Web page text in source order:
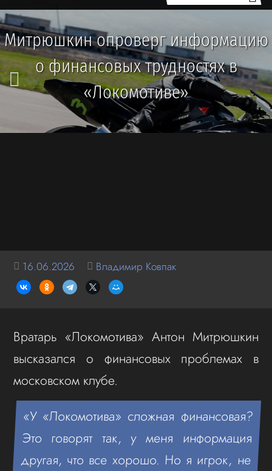
Митрюшкин опроверг информацию
о финансовых трудностях в
«Локомотиве»
16.06.2026 Владимир Ковпак
Вратарь «Локомотива» Антон Митрюшкин
высказался о финансовых проблемах в
московском клубе.
«У «Локомотива» сложная финансовая?
Это говорят так, у меня информация
другая, что все хорошо. Но я игрок, не